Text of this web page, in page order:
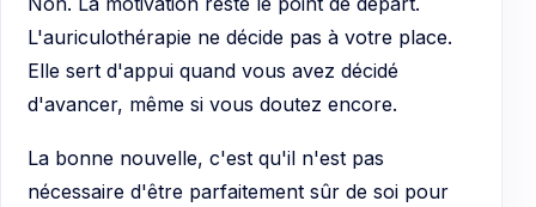
L'auriculothérapie ne décide pas à votre place.
Elle sert d'appui quand vous avez décidé
d'avancer, même si vous doutez encore.
La bonne nouvelle, c'est qu'il n'est pas
nécessaire d'être parfaitement sûr de soi pour